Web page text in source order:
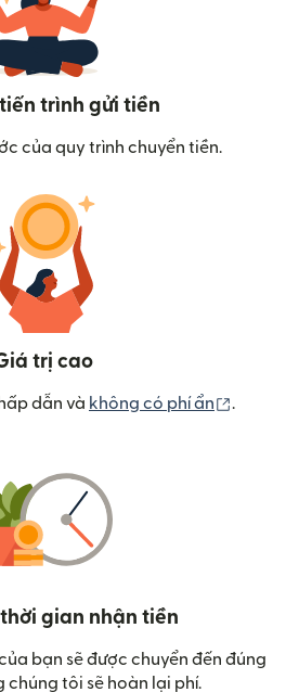
tiến trình gửi tiền
của quy trình chuyển tiền.
trị cao
dẫn và không có phí ẩn .
gian nhận tiền
bạn sẽ được chuyển đến đúng
chúng tôi sẽ hoàn lại phí.